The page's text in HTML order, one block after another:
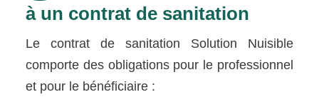
à un contrat de sanitation
Le contrat de sanitation Solution Nuisible
comporte des obligations pour le professionnel
et pour le bénéficiaire :